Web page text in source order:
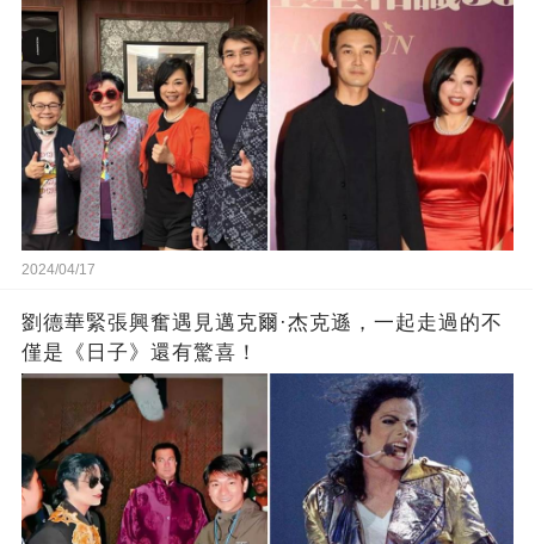
2024/04/17
劉德華緊張興奮遇見邁克爾·杰克遜，一起走過的不
僅是《日子》還有驚喜！